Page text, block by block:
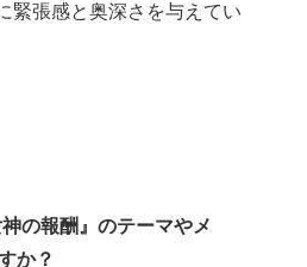
緊張感と奥深さを与えてい
神の報酬』のテーマやメ
か？